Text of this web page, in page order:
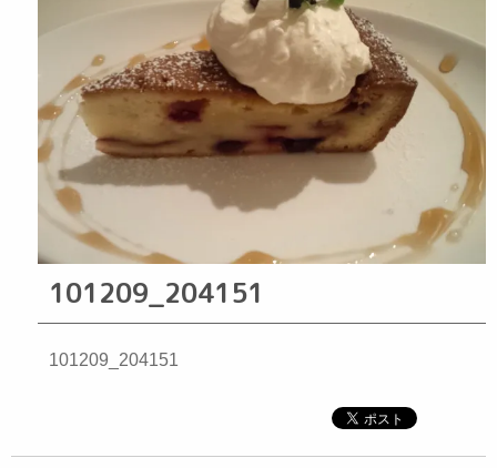
101209_204151
101209_204151